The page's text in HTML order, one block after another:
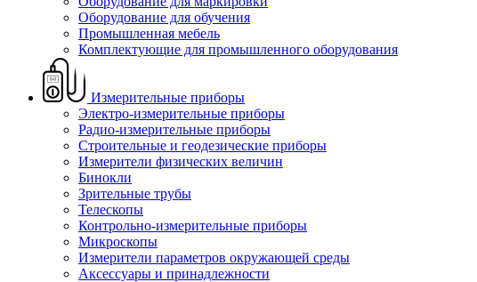
Оборудование для обучения
Промышленная мебель
Комплектующие для промышленного оборудования
Измерительные приборы
Электро-измерительные приборы
Радио-измерительные приборы
Строительные и геодезические приборы
Измерители физических величин
Бинокли
Зрительные трубы
Телескопы
Контрольно-измерительные приборы
Микроскопы
Измерители параметров окружающей среды
Аксессуары и принадлежности